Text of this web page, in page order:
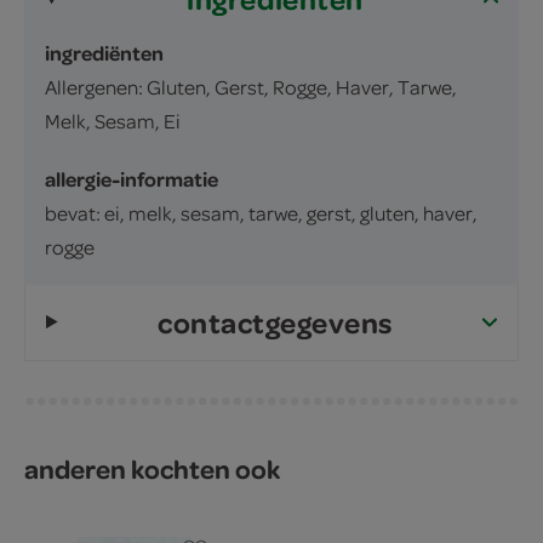
ingrediënten
Allergenen: Gluten, Gerst, Rogge, Haver, Tarwe,
Melk, Sesam, Ei
allergie-informatie
bevat: ei, melk, sesam, tarwe, gerst, gluten, haver,
rogge
contactgegevens
anderen kochten ook